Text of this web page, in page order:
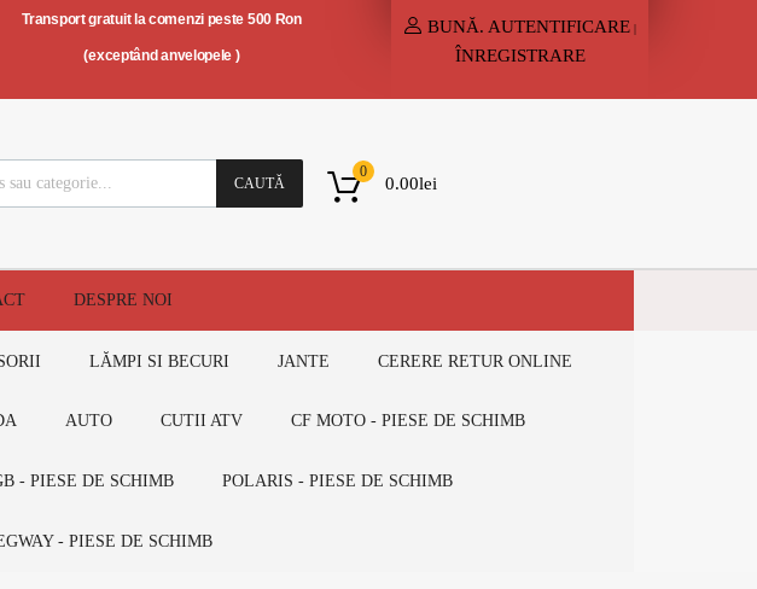
Transport gratuit la comenzi peste 500 Ron
(exceptând anvelopele )
BUNĂ. AUTENTIFICARE |
ÎNREGISTRARE
CAUTĂ 0.00lei
0
DESPRE NOI
LĂMPI SI BECURI JANTE CERERE RETUR ONLINE
AUTO CUTII ATV CF MOTO - PIESE DE SCHIMB
- PIESE DE SCHIMB POLARIS - PIESE DE SCHIMB
- PIESE DE SCHIMB